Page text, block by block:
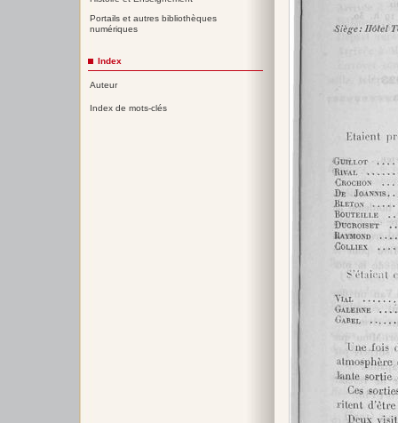
Portails et autres bibliothèques
numériques
Index
Auteur
Index de mots-clés